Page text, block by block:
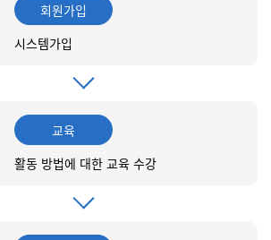
회원가입
시스템가입
교육
활동 방법에 대한 교육 수강